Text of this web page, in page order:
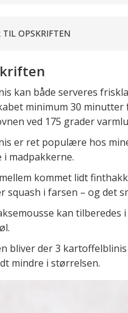
OPSKRIFTEN
kan både serveres
minimum 30
ved 175 grader
er ret populære hos
i madpakkerne.
kommet lidt
squash i farsen – og det
kan
bliver der 3
mindre i størrelsen.